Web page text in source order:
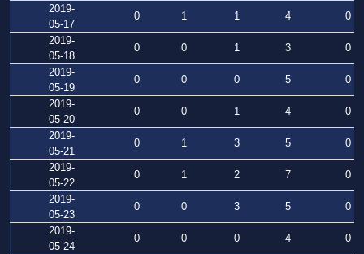
2019-
05-17
0 1 1 4
0
2019-
05-18
0 0 1 3
0
2019-
05-19
0 0 0 5
0
2019-
05-20
0 0 1 4
0
2019-
05-21
0 1 3 5
0
2019-
05-22
0 1 2 7
0
2019-
05-23
0 0 3 5
0
2019-
05-24
0 0 0 4
0